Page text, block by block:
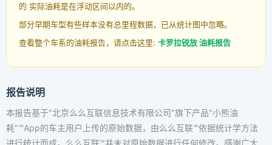
的 实际油耗是在浮动区间以内的。
部分早期车型有些样本没有总里程数据，已从统计图中忽略。
查看整个车系的油耗报告，请点击这里: 卡罗拉锐放 油耗报告
报告说明
本报告基于"北京么么互联信息技术有限公司"旗下产品"小熊油
耗"™App的车主用户上传的原始数据，由么么互联™依据统计学方法